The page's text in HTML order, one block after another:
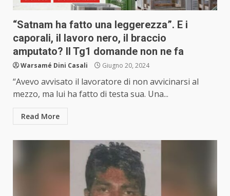
“Satnam ha fatto una leggerezza”. E i
caporali, il lavoro nero, il braccio
amputato? Il Tg1 domande non ne fa
Warsamé Dini Casali Giugno 20, 2024
“Avevo avvisato il lavoratore di non avvicinarsi al
mezzo, ma lui ha fatto di testa sua. Una...
Read More